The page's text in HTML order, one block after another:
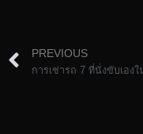
PREVIOUS